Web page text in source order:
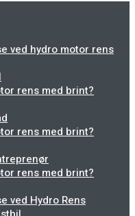
ved hydro motor rens
rens med brint?
rens med brint?
rens med brint?
ved Hydro Rens